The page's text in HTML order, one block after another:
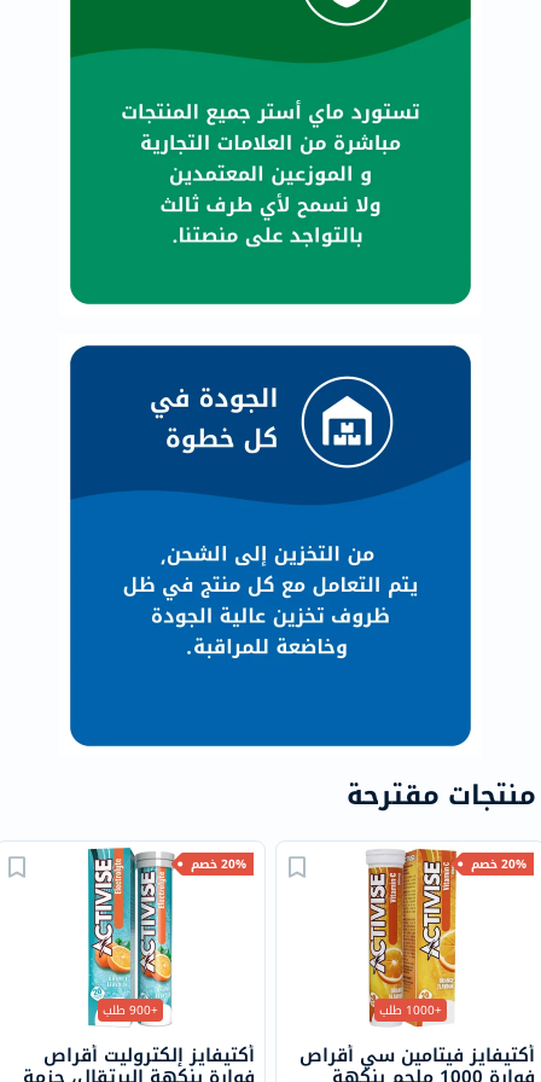
منتجات مقترحة
20% خصم
+1000 طلب
أكتيفايز فيتامين سي أقراص
20% خصم
+900 طلب
أكتيفايز إلكتروليت أقراص